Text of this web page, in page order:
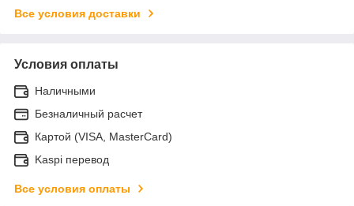
Все условия доставки
Условия оплаты
Наличными
Безналичный расчет
Картой (VISA, MasterCard)
Kaspi перевод
Все условия оплаты